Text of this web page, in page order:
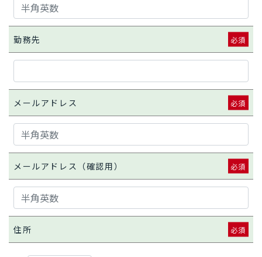
勤務先
メールアドレス
メールアドレス（確認用）
住所